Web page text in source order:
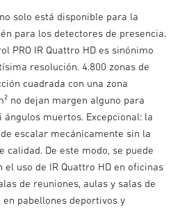
solo está disponible para la
para los detectores de presencia.
PRO IR Quattro HD es sinónimo
resolución. 4.800 zonas de
cuadrada con una zona
no dejan margen alguno para
muertos. Excepcional: la
escalar mecánicamente sin la
calidad. De este modo, se puede
uso de IR Quattro HD en oficinas
de reuniones, aulas y salas de
pabellones deportivos y